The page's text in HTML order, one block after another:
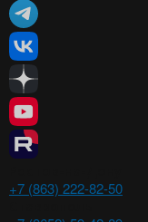
+7 (863) 222-82-50